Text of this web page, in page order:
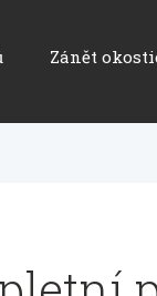
Zánět